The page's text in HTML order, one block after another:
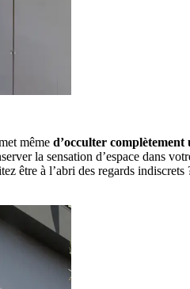
même d’occulter complètement
la sensation d’espace dans
être à l’abri des regards